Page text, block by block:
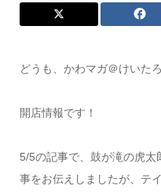
どうも、かわマガ＠けいた
開店情報です！
5/5の記事で、鼓が滝の虎太
事をお伝えしましたが、テ